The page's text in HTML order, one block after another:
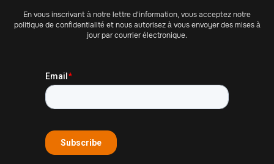
En vous inscrivant à notre lettre d'information, vous acceptez notre
politique de confidentialité et nous autorisez à vous envoyer des mises à
jour par courrier électronique.